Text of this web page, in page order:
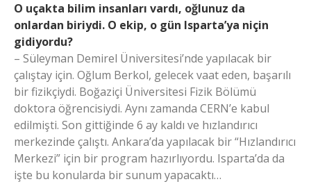
O uçakta bilim insanları vardı, oğlunuz da
onlardan biriydi. O ekip, o gün Isparta’ya niçin
gidiyordu?
– Süleyman Demirel Üniversitesi’nde yapılacak bir
çalıştay için. Oğlum Berkol, gelecek vaat eden, başarılı
bir fizikçiydi. Boğaziçi Üniversitesi Fizik Bölümü
doktora öğrencisiydi. Aynı zamanda CERN’e kabul
edilmişti. Son gittiğinde 6 ay kaldı ve hızlandırıcı
merkezinde çalıştı. Ankara’da yapılacak bir “Hızlandırıcı
Merkezi” için bir program hazırlıyordu. Isparta’da da
işte bu konularda bir sunum yapacaktı…